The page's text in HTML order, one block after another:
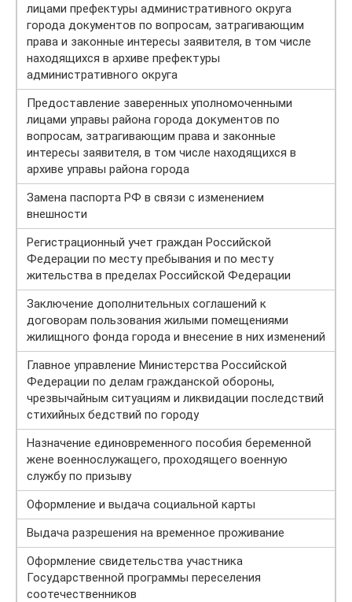
лицами префектуры административного округа
города документов по вопросам, затрагивающим
права и законные интересы заявителя, в том числе
находящихся в архиве префектуры
административного округа
Предоставление заверенных уполномоченными
лицами управы района города документов по
вопросам, затрагивающим права и законные
интересы заявителя, в том числе находящихся в
архиве управы района города
Замена паспорта РФ в связи с изменением
внешности
Регистрационный учет граждан Российской
Федерации по месту пребывания и по месту
жительства в пределах Российской Федерации
Заключение дополнительных соглашений к
договорам пользования жилыми помещениями
жилищного фонда города и внесение в них изменений
Главное управление Министерства Российской
Федерации по делам гражданской обороны,
чрезвычайным ситуациям и ликвидации последствий
стихийных бедствий по городу
Назначение единовременного пособия беременной
жене военнослужащего, проходящего военную
службу по призыву
Оформление и выдача социальной карты
Выдача разрешения на временное проживание
Оформление свидетельства участника
Государственной программы переселения
соотечественников